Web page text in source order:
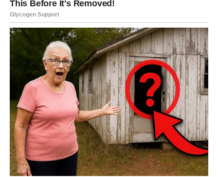
Koprivu temeljito isperite pod tekućom vodom. Nakon toga
osušite ga papirnatim ručnikom, kojim možete natrgati listove.
Stavite listove čaja u čajnik, dodajte 200 mililitara kipuće vode i
poklopite poklopcem.
Ostavite da se strmi 15 minuta. Nakon tog vremena
premjestite čaj u šalicu.
Umiješajte sok iscijeđen iz pola limuna.